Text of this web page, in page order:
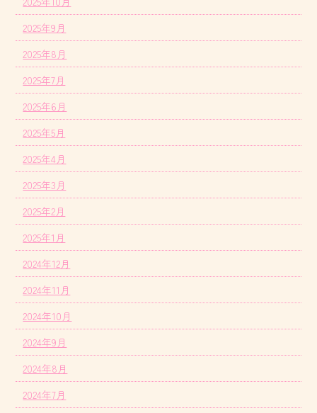
2025年9月
2025年8月
2025年7月
2025年6月
2025年5月
2025年4月
2025年3月
2025年2月
2025年1月
2024年12月
2024年11月
2024年10月
2024年9月
2024年8月
2024年7月